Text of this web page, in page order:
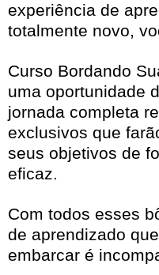
experiência de
totalmente novo,
Curso Bordando
uma oportunidade
jornada completa
exclusivos que
seus objetivos de
eficaz.
Com todos esses
de aprendizado
embarcar é